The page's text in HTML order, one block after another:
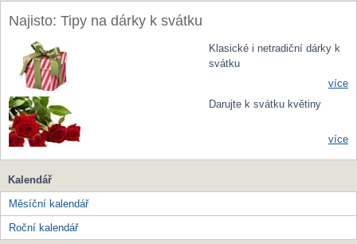
Najisto: Tipy na dárky k svátku
Klasické i netradiční dárky k
svátku
více
Darujte k svátku květiny
více
Kalendář
Měsíční kalendář
Roční kalendář